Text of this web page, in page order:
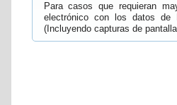
Para casos que requieran
electrónico con los datos de
(Incluyendo capturas de